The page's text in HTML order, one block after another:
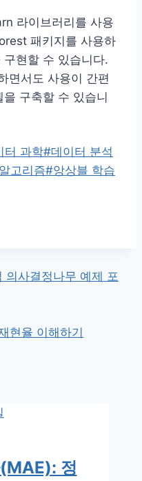
라이브러리를 사용
패키지를 사용하
현할 수 있습니다.
면서도 사용이 간편
구축할 수 있습니
터 과학#데이터 분석
알고리즘#앙상블 학습
사결정나무 예제 포
현율 이해하기
정